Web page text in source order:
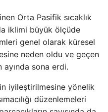
Orta Pasifik sıcaklık
iklimi büyük ölçüde
genel olarak küresel
neden oldu ve geçen
ayında sona erdi.
iyileştirilmesine yönelik
düzenlemeleri